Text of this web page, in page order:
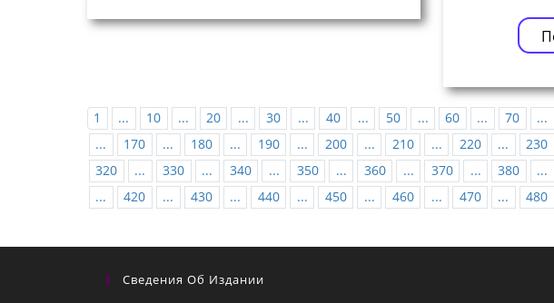
1 ... 10 ... 20 ... 30 ... 40 ... 50 ... 60 ... 70 ...
...
170 ... 180 ... 190 ... 200 ... 210 ... 220 ... 230
320
... 330 ... 340 ... 350 ... 360 ... 370 ... 380 ...
...
420 ... 430 ... 440 ... 450 ... 460 ... 470 ... 480
Сведения Об Издании